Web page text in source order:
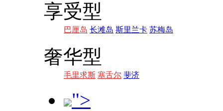
享受型
巴厘岛 长滩岛 斯里兰卡 苏梅岛
奢华型
毛里求斯 塞舌尔 斐济
">